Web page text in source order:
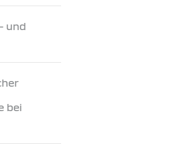
und
bei